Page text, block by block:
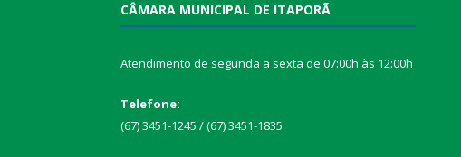
CÂMARA MUNICIPAL DE ITAPORÃ
Atendimento de segunda a sexta de 07:00h às 12:00h
Telefone:
(67) 3451-1245 / (67) 3451-1835